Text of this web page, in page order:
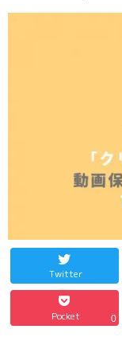
Twitter
Pocket 0